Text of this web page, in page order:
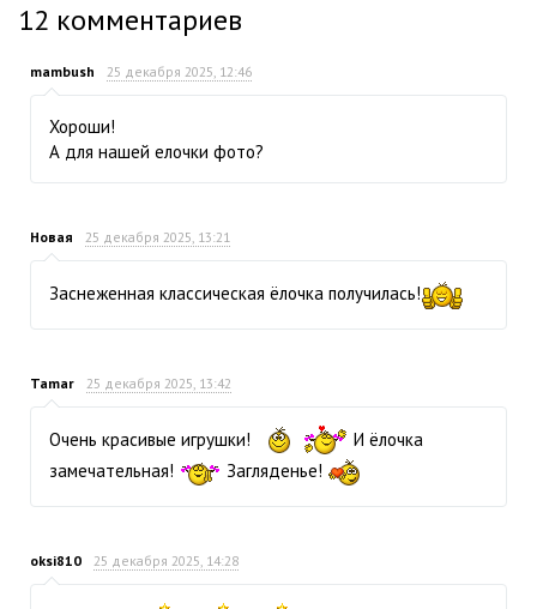
12 комментариев
mambush 25 декабря 2025, 12:46
Хороши!
А для нашей елочки фото?
Новая 25 декабря 2025, 13:21
Заснеженная классическая ёлочка получилась!
Tamar 25 декабря 2025, 13:42
Очень красивые игрушки!
И ёлочка
замечательная!
Загляденье!
oksi810 25 декабря 2025, 14:28